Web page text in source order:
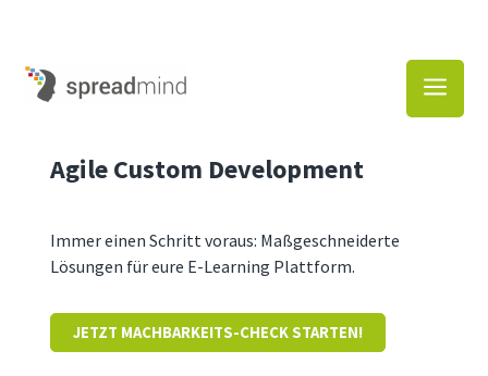
a
Agile Custom Development
Immer einen Schritt voraus: Maßgeschneiderte
Lösungen für eure E-Learning Plattform.
JETZT MACHBARKEITS-CHECK STARTEN!